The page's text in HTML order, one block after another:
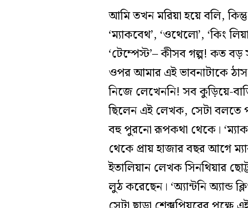
আমি তখন মরিয়া হয়ে বলি,
‘ম্যাকবেথ’, ‘ওথেলো’, ‘কিং
‘টেম্পেস্ট’– কীসব গল্প! কত
ওপর আমার এই ভাবনাটাকে
নিজে লেখেননি! সব কুড়িয়ে-
ছিলেন এই লেখক, সেটা বলতে
বহু পুরনো রূপকথা থেকে।
থেকে প্রায় হাজার বছর আগে
ইতালিয়ান লেখক সিনথিয়ার
লুঠ করেছেন। ‘অ্যান্টনি অ্যান্ড